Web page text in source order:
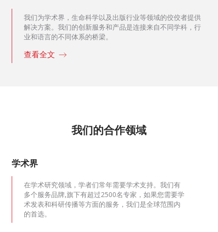
我们为学术界，生命科学以及出版行业等领域的佼佼者提供
解决方案。我们的创新服务和产品是连接来自不同学科，行
业和语言的不同体系的桥梁。
查看全文
我们的合作领域
学术界
在学术研究领域，学者们常年需要学术支持。我们有
多个服务品牌,旗下有超过2500名专家，如果您需要学
术发表和科研传播等方面的服务，我们是全球范围内
的首选。